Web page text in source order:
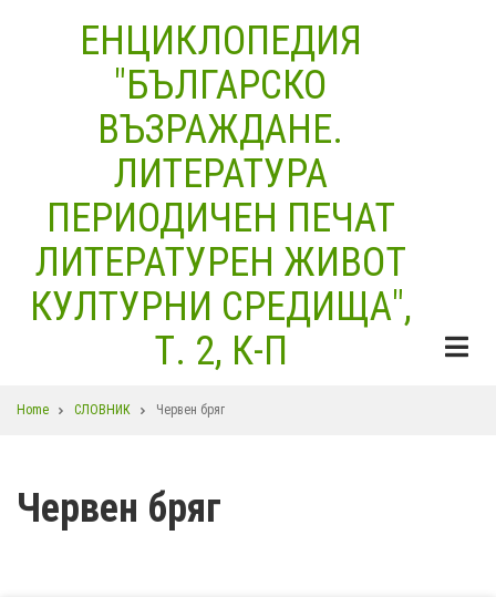
ЕНЦИКЛОПЕДИЯ
"БЪЛГАРСКО
ВЪЗРАЖДАНЕ.
ЛИТЕРАТУРА
ПЕРИОДИЧЕН ПЕЧАТ
ЛИТЕРАТУРЕН ЖИВОТ
КУЛТУРНИ СРЕДИЩА",
Т. 2, К-П
Breadcrumb
Home СЛОВНИК Червен бряг
Червен бряг